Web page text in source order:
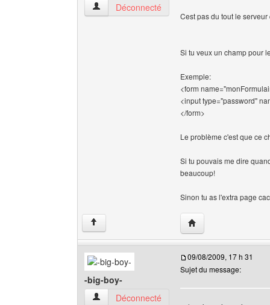
dburn Voir le profil de l'utilisateur
Déconnecté
Cest pas du tout le
Si tu veux un champ pour
Exemple:
<form
<input type="password"
</form>
Le problème c'est que ce
Si tu pouvais me dire
beaucoup!
Sinon tu as l'extra page
↑ Visiter le site web
-big-boy-
-big-boy- Voir le profil de l'utilisateur
Déconnecté
09/08/2009, 17 h 31
Sujet du message: